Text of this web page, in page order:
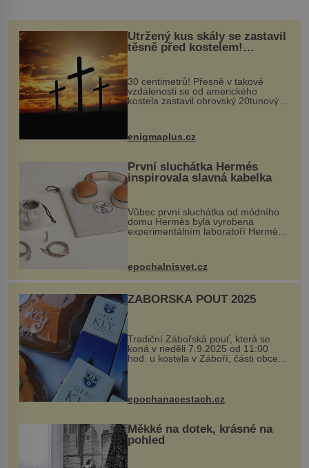
Utržený kus skály se zastavil
těsně před kostelem!
Ochránila ho boží síla?
30 centimetrů! Přesně v takové
vzdálenosti se od amerického
kostela zastavil obrovský 20tunový
...
enigmaplus.cz
První sluchátka Hermés
inspirovala slavná kabelka
Vůbec první sluchátka od módního
domu Hermès byla vyrobena
experimentálním laboratoří Hermès
kovový...
epochalnisvet.cz
ZÁBOŘSKÁ POUŤ 2025
Tradiční Zábořská pouť, která se
koná v neděli 7.9.2025 od 11:00
hod. u kostela v Záboří, části obce
Kly u Mělníka. V programu naleznete
komentovanou prohlídku kostela,
epochanacestach.cz
Měkké na dotek, krásné na
pohled